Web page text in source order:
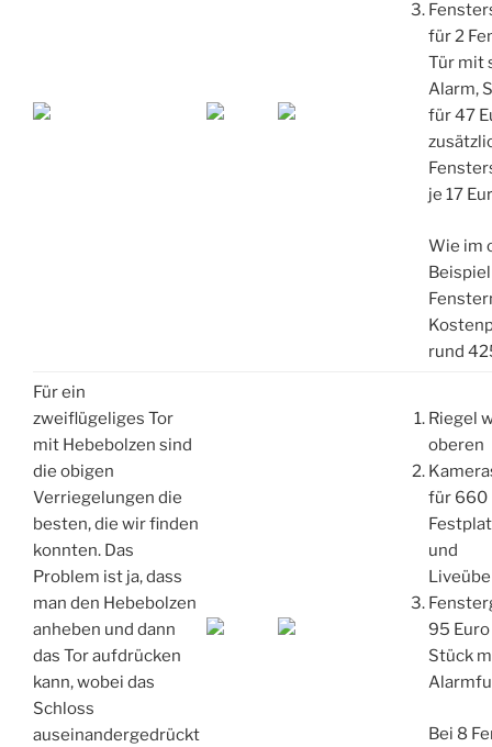
für 2
Tür mit
Alarm,
für 47
je 17
Wie im
rund
Für ein
zweiflügeliges Tor
mit Hebebolzen sind
die obigen
Verriegelungen die
besten, die wir finden
konnten. Das
Problem ist ja, dass
man den Hebebolzen
anheben und dann
das Tor aufdrücken
kann, wobei das
Schloss
auseinandergedrückt
Riegel
oberen
für 660
und
95 Euro
Stück
Bei 8